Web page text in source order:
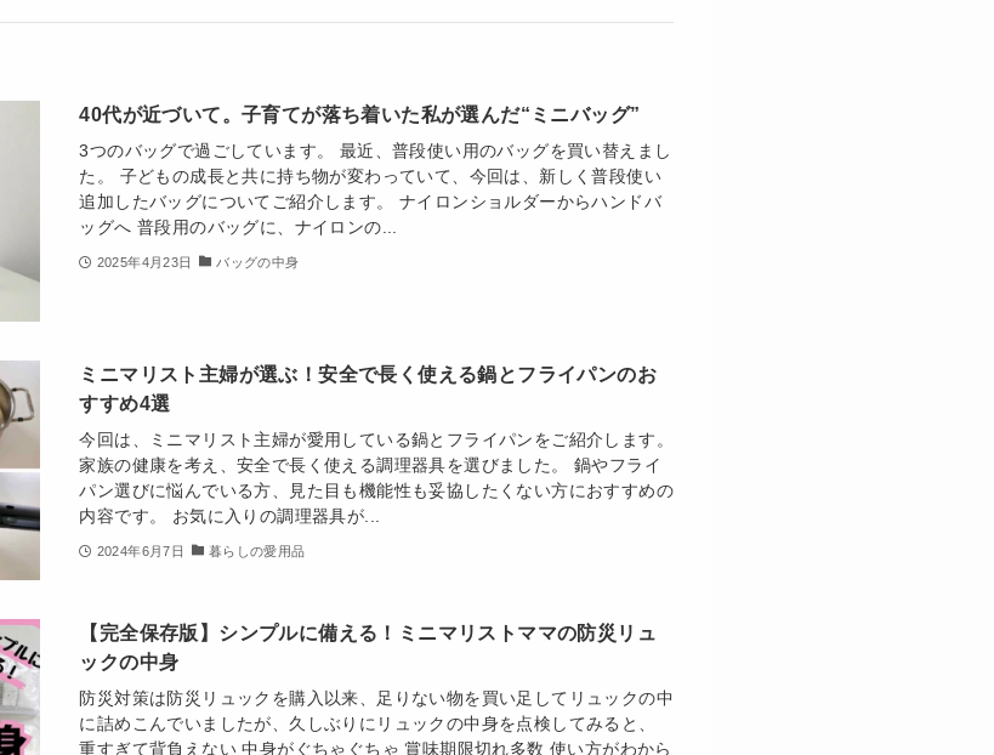
40代が近づいて。子育てが落ち着いた私が選んだ“ミニバッグ”
3つのバッグで過ごしています。 最近、普段使い用のバッグを買い替えまし
た。 子どもの成長と共に持ち物が変わっていて、今回は、新しく普段使い
追加したバッグについてご紹介します。 ナイロンショルダーからハンドバ
ッグへ 普段用のバッグに、ナイロンの...
2025年4月23日 バッグの中身
ミニマリスト主婦が選ぶ！安全で長く使える鍋とフライパンのお
すすめ4選
今回は、ミニマリスト主婦が愛用している鍋とフライパンをご紹介します。
家族の健康を考え、安全で長く使える調理器具を選びました。 鍋やフライ
パン選びに悩んでいる方、見た目も機能性も妥協したくない方におすすめの
内容です。 お気に入りの調理器具が...
2024年6月7日 暮らしの愛用品
【完全保存版】シンプルに備える！ミニマリストママの防災リュ
ックの中身
防災対策は防災リュックを購入以来、足りない物を買い足してリュックの中
に詰めこんでいましたが、久しぶりにリュックの中身を点検してみると、
重すぎて背負えない 中身がぐちゃぐちゃ 賞味期限切れ多数 使い方がわから